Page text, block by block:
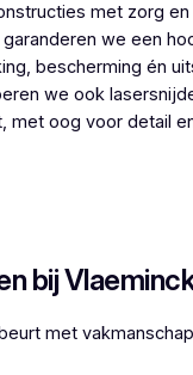
met zorg en
we een
bescherming én
we ook
met oog voor detail
bij
met